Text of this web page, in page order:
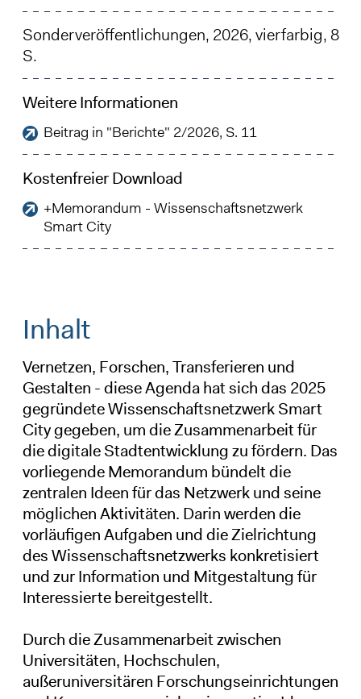
Sonderveröffentlichungen, 2026, vierfarbig, 8
S.
Weitere Informationen
Beitrag in "Berichte" 2/2026, S. 11
Kostenfreier Download
+Memorandum - Wissenschaftsnetzwerk
Smart City
Inhalt
Vernetzen, Forschen, Transferieren und
Gestalten - diese Agenda hat sich das 2025
gegründete Wissenschaftsnetzwerk Smart
City gegeben, um die Zusammenarbeit für
die digitale Stadtentwicklung zu fördern. Das
vorliegende Memorandum bündelt die
zentralen Ideen für das Netzwerk und seine
möglichen Aktivitäten. Darin werden die
vorläufigen Aufgaben und die Zielrichtung
des Wissenschaftsnetzwerks konkretisiert
und zur Information und Mitgestaltung für
Interessierte bereitgestellt.
Durch die Zusammenarbeit zwischen
Universitäten, Hochschulen,
außeruniversitären Forschungseinrichtungen